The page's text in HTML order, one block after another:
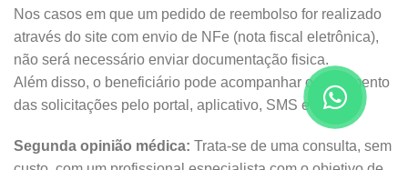
Nos casos em que um pedido de reembolso for realizado
através do site com envio de NFe (nota fiscal eletrônica),
não será necessário enviar documentação fisica.
Além disso, o beneficiário pode acompanhar o andamento
das solicitações pelo portal, aplicativo, SMS e e-mail.
Segunda opinião médica: Trata-se de uma consulta, sem